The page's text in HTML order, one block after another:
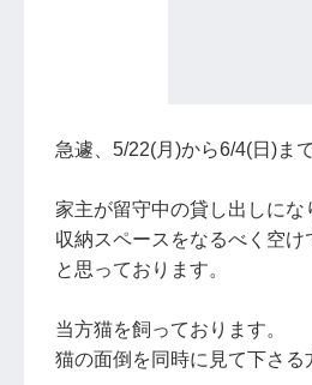
急遽、5/22(月)から6/4(日)ま
家主が留守中の貸し出しにな
収納スペースをなるべく空
と思っております。
当方猫を飼っております。
猫の面倒を同時に見て下さる